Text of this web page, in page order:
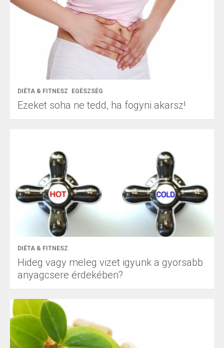
DIÉTA & FITNESZ EGÉSZSÉG
Ezeket soha ne tedd, ha fogyni akarsz!
DIÉTA & FITNESZ
Hideg vagy meleg vizet igyunk a gyorsabb
anyagcsere érdekében?